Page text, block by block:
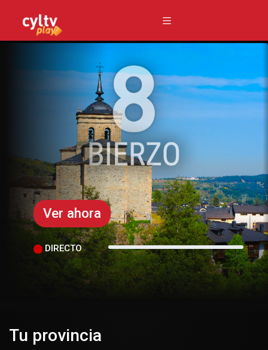
Ver ahora
DIRECTO
Tu provincia